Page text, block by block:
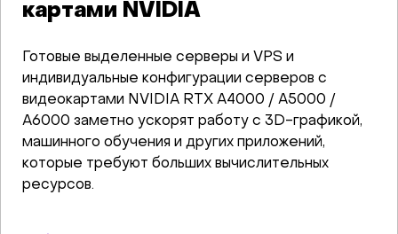
картами NVIDIA
Готовые выделенные серверы и VPS и
индивидуальные конфигурации серверов с
видеокартами NVIDIA RTX A4000 / A5000 /
A6000 заметно ускорят работу с 3D-графикой,
машинного обучения и других приложений,
которые требуют больших вычислительных
ресурсов.